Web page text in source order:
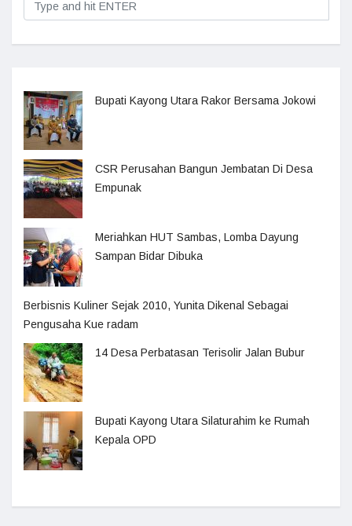
Bupati Kayong Utara Rakor Bersama Jokowi
CSR Perusahan Bangun Jembatan Di Desa
Empunak
Meriahkan HUT Sambas, Lomba Dayung
Sampan Bidar Dibuka
Berbisnis Kuliner Sejak 2010, Yunita Dikenal Sebagai
Pengusaha Kue radam
14 Desa Perbatasan Terisolir Jalan Bubur
Bupati Kayong Utara Silaturahim ke Rumah
Kepala OPD